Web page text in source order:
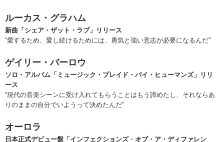
ルーカス・グラハム
新曲「シェア・ザット・ラブ」リリース
“愛するため、愛し続けるためには、勇気と強い意志が必要になるんだ”
ゲイリー・バーロウ
ソロ・アルバム「ミュージック・プレイド・バイ・ヒューマンズ」リリ
ース
“現代の音楽シーンに受け入れてもらうことはもう諦めたし、それならあ
りのままの自分でいようって決めたんだ”
オーロラ
日本正式デビュー盤「インフェクションズ・オブ・ア・ディファレン